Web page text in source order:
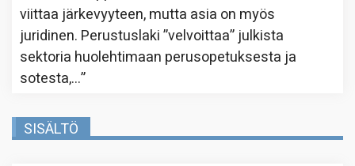
viittaa järkevyyteen, mutta asia on myös
juridinen. Perustuslaki ”velvoittaa” julkista
sektoria huolehtimaan perusopetuksesta ja
sotesta,…”
SISÄLTÖ